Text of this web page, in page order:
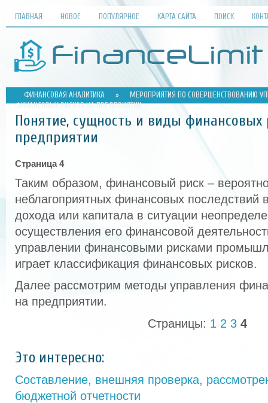
ГЛАВНАЯ НОВОЕ ПОПУЛЯРНОЕ КАРТА САЙТА ПОИСК
ФИНАНСОВАЯ АНАЛИТИКА »
МЕРОПРИЯТИЯ ПО СОВЕРШЕНСТВОВАНИЮ
ФИНАНСОВЫХ РИСКОВ НА ПРЕДПРИЯТИИ
Понятие, сущность и виды финансовых
предприятии
Страница 4
Таким образом, финансовый риск –
неблагоприятных финансовых последствий
дохода или капитала в ситуации
осуществления его финансовой
управлении финансовыми рисками
играет классификация финансовых рисков.
Далее рассмотрим методы управления
на предприятии.
Страницы: 1 2 3 4
Это интересно:
Составление, внешняя проверка,
бюджетной отчетности